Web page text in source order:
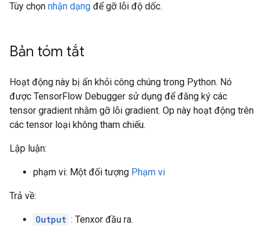
Tùy chọn nhận dạng để gỡ lỗi độ dốc.
Bản tóm tắt
Hoạt động này bị ẩn khỏi công chúng trong Python. Nó
được TensorFlow Debugger sử dụng để đăng ký các
tensor gradient nhằm gỡ lỗi gradient. Op này hoạt động trên
các tensor loại không tham chiếu.
Lập luận:
phạm vi: Một đối tượng Phạm vi
Trả về:
Output : Tenxor đầu ra.